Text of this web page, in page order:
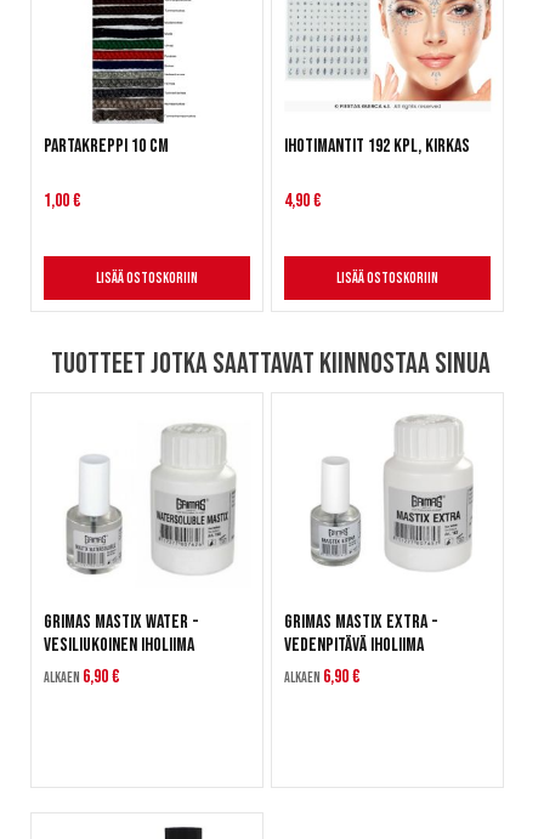
Partakreppi 10 cm
1,00 €
Lisää ostoskoriin
Ihotimantit 192 kpl, kirkas
4,90 €
Lisää ostoskoriin
Tuotteet jotka saattavat kiinnostaa sinua
Grimas Mastix Water -
Vesiliukoinen iholiima
Alkaen 6,90 €
Grimas Mastix Extra -
Vedenpitävä iholiima
Alkaen 6,90 €